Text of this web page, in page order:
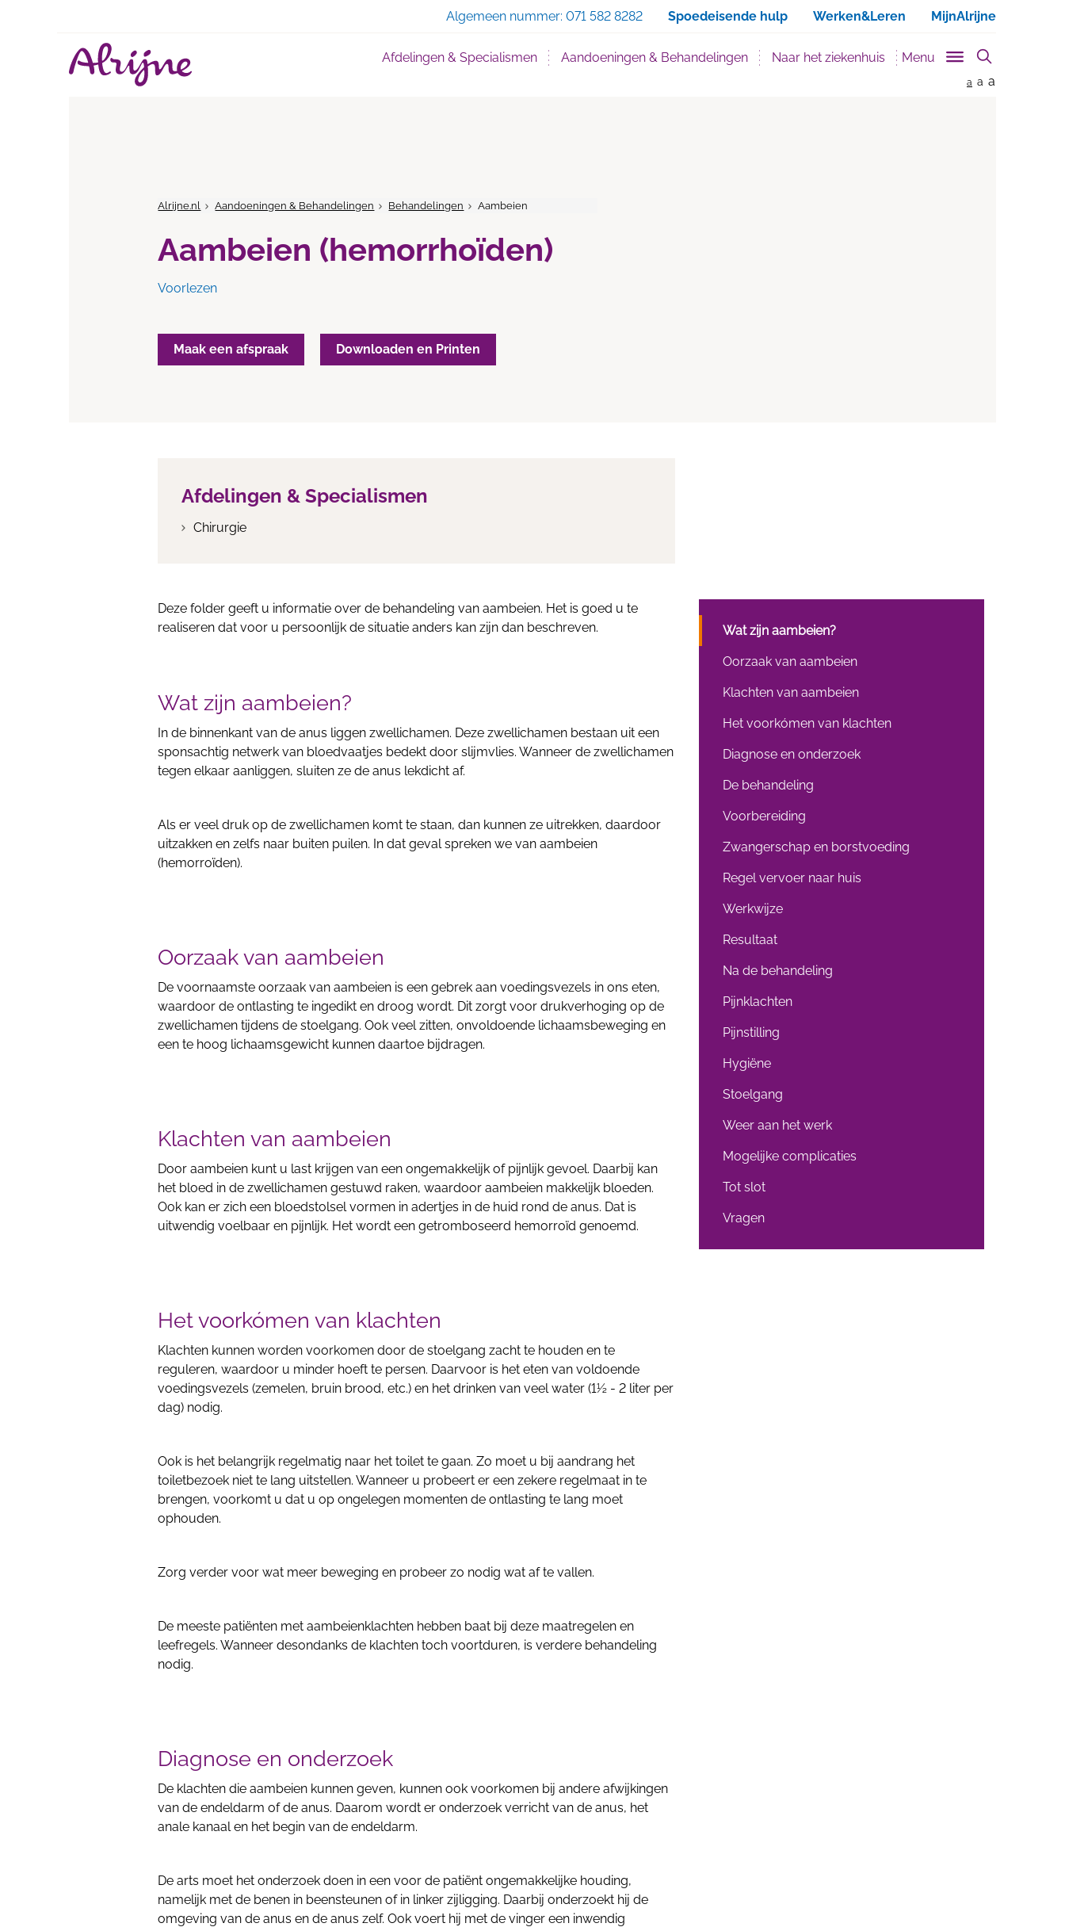
Algemeen nummer: 071 582 8282 Spoedeisende hulp Werken&Leren MijnAlrijne
Afdelingen & Specialismen Aandoeningen & Behandelingen Naar het ziekenhuis Menu
a a a
Alrijne.nl Aandoeningen & Behandelingen Behandelingen Aambeien
Aambeien (hemorrhoïden)
Voorlezen
Maak een afspraak Downloaden en Printen
Afdelingen & Specialismen
Chirurgie
Deze folder geeft u informatie over de behandeling van aambeien. Het is goed u te
realiseren dat voor u persoonlijk de situatie anders kan zijn dan beschreven.
Wat zijn aambeien?
In de binnenkant van de anus liggen zwellichamen. Deze zwellichamen bestaan uit een
sponsachtig netwerk van bloedvaatjes bedekt door slijmvlies. Wanneer de zwellichamen
tegen elkaar aanliggen, sluiten ze de anus lekdicht af.
Als er veel druk op de zwellichamen komt te staan, dan kunnen ze uitrekken, daardoor
uitzakken en zelfs naar buiten puilen. In dat geval spreken we van aambeien
(hemorroïden).
Oorzaak van aambeien
De voornaamste oorzaak van aambeien is een gebrek aan voedingsvezels in ons eten,
waardoor de ontlasting te ingedikt en droog wordt. Dit zorgt voor drukverhoging op de
zwellichamen tijdens de stoelgang. Ook veel zitten, onvoldoende lichaamsbeweging en
een te hoog lichaamsgewicht kunnen daartoe bijdragen.
Klachten van aambeien
Door aambeien kunt u last krijgen van een ongemakkelijk of pijnlijk gevoel. Daarbij kan
het bloed in de zwellichamen gestuwd raken, waardoor aambeien makkelijk bloeden.
Ook kan er zich een bloedstolsel vormen in adertjes in de huid rond de anus. Dat is
uitwendig voelbaar en pijnlijk. Het wordt een getromboseerd hemorroïd genoemd.
Het voorkómen van klachten
Klachten kunnen worden voorkomen door de stoelgang zacht te houden en te
reguleren, waardoor u minder hoeft te persen. Daarvoor is het eten van voldoende
voedingsvezels (zemelen, bruin brood, etc.) en het drinken van veel water (1½ - 2 liter per
dag) nodig.
Ook is het belangrijk regelmatig naar het toilet te gaan. Zo moet u bij aandrang het
toiletbezoek niet te lang uitstellen. Wanneer u probeert er een zekere regelmaat in te
brengen, voorkomt u dat u op ongelegen momenten de ontlasting te lang moet
ophouden.
Zorg verder voor wat meer beweging en probeer zo nodig wat af te vallen.
De meeste patiënten met aambeienklachten hebben baat bij deze maatregelen en
leefregels. Wanneer desondanks de klachten toch voortduren, is verdere behandeling
nodig.
Diagnose en onderzoek
De klachten die aambeien kunnen geven, kunnen ook voorkomen bij andere afwijkingen
van de endeldarm of de anus. Daarom wordt er onderzoek verricht van de anus, het
anale kanaal en het begin van de endeldarm.
De arts moet het onderzoek doen in een voor de patiënt ongemakkelijke houding,
namelijk met de benen in beensteunen of in linker zijligging. Daarbij onderzoekt hij de
omgeving van de anus en de anus zelf. Ook voert hij met de vinger een inwendig
Wat zijn aambeien?
Oorzaak van aambeien
Klachten van aambeien
Het voorkómen van klachten
Diagnose en onderzoek
De behandeling
Voorbereiding
Zwangerschap en borstvoeding
Regel vervoer naar huis
Werkwijze
Resultaat
Na de behandeling
Pijnklachten
Pijnstilling
Hygiëne
Stoelgang
Weer aan het werk
Mogelijke complicaties
Tot slot
Vragen